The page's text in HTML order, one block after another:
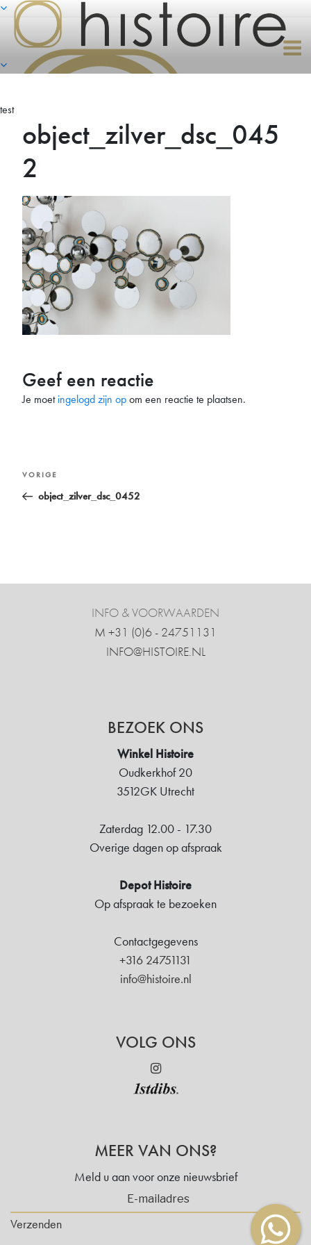
Naar
inhoud
springen
test
object_zilver_dsc_045
2
Geef een reactie
Je moetingelogd zijn opom een reactie te plaatsen.
Bericht
navigatie
Vorig
bericht
VORIGE
object_zilver_dsc_0452
INFO & VOORWAARDEN
M +31 ‍(0)6 - 24751131
INFO@HISTOIRE.NL
BEZOEK ONS
Winkel Histoire
Oudkerkhof 20
3512GK Utrecht
Zaterdag 12.00 - 17.30
Overige dagen op afspraak
Depot Histoire
Op afspraak te bezoeken
Contactgegevens
+316 24751131
info@histoire.nl
VOLG ONS
MEER VAN ONS?
Meld u aan voor onze nieuwsbrief